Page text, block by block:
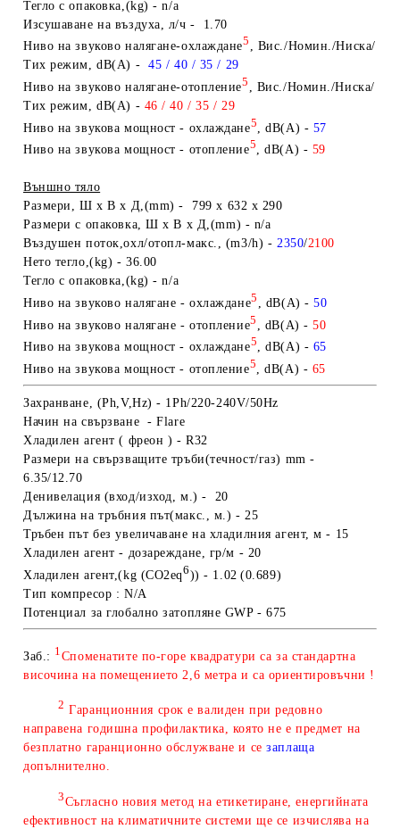
Теглос опаковка, (kg) - n/a
Изсушаване на въздуха, л/ч - 1.70
Ниво назвуково налягане-охлаждане5 , Вис./Номин./Ниска/
Тих режим, dB(A) -
45 / 40 / 35 / 29
Ниво назвуково налягане-отопление5 Вис./Номин./Ниска/
Тих режим , dB(A) - 46 / 40 / 35 / 29
Ниво на звукова мощност - охлаждане5 dB(A) - 57
Ниво на звукова мощност - отопление5, dB(A) - 59
Външно тяло
Размери ,Ш х В х Д,(mm) -
799 x 632 x 290
Размерис опаковка, Ш х В х Д,(mm) - n/a
Въздушен поток,охл/отопл-макс. , (m3/h) - 2350/2100
Нето тегло,(kg) - 36.00
Теглос опаковка,(kg) - n/a
Ниво на звуково налягане - охлаждане5 dB(A) -50
Ниво назвуково налягане -отопление5 dB(A) - 50
Ниво на звукова мощност - охлаждане5,dB(A) - 65
Ниво на звукова мощност - отопление5 ,dB(A) - 65
Захранване, (Ph,V,Hz) - 1Ph/220-240V/50Hz
Начин на свързване - Flare
Хладилен агент ( фреон )- R32
Размери на свързващите тръби(течност/газ) mm -
6.35/12.70
Денивелация (вход/изход, м.) - 20
Дължина на тръбния път(макс., м.) - 25
Тръбен път без увеличаване на хладилния агент, м - 15
Хладилен агент - дозареждане , гр/м - 20
Хладилен агент,(kg (CO2eq6)) - 1.02 (0.689)
Тип компресор : N/A
Потенциал за глобално затопляне GWP - 675
Заб.: 1Споменатите по-горе квадратури са за стандартна
височина на помещението 2,6 метра и са ориентировъчни !
2 Гаранционния срок е валиден при редовно
направена годишна профилактика, която не е предмет на
безплатно гаранционно обслужване и се заплаща
допълнително.
3Съгласно новия метод на етикетиране, енергийната
ефективност на климатичните системи ще се изчислява на